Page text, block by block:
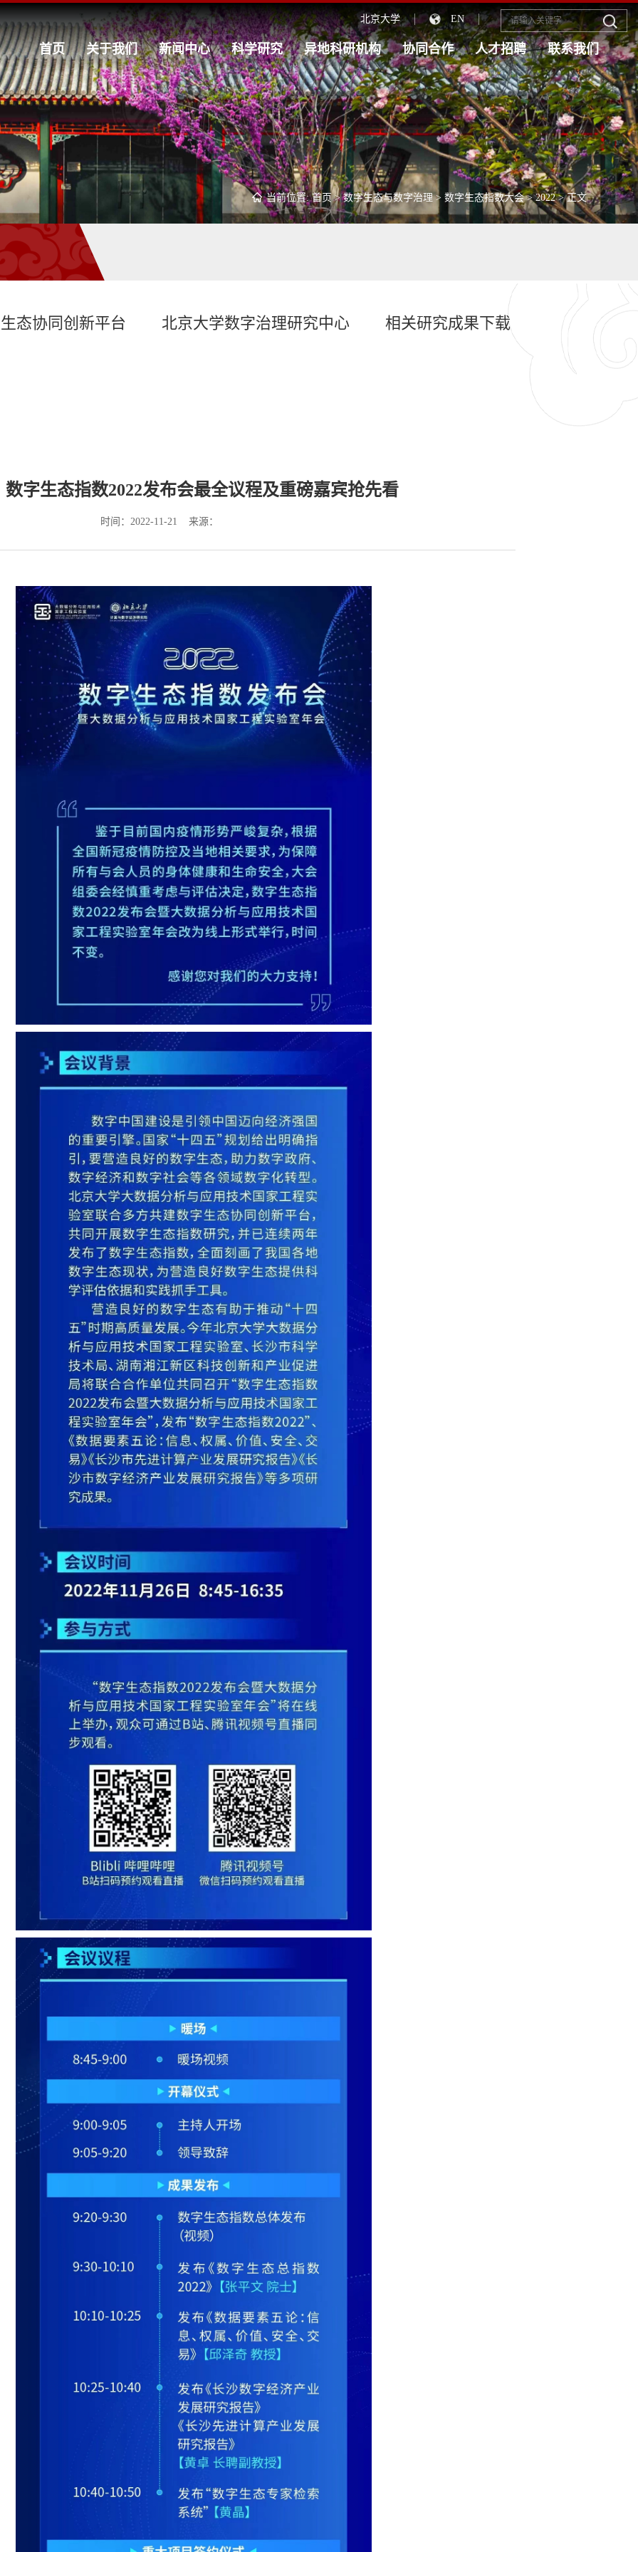
北京大学 EN
首页 关于我们 新闻中心 科学研究 异地科研机构 协同合作 人才招聘 联系我们
当前位置:首页>数字生态与数字治理> 数字生态指数大会>2022> 正文
态协同创新平台 北京大学数字治理研究中心 相关研究成果下载
字生态指数2022发布会最全议程及重磅嘉宾抢先看
时间：2022-11-21 来源：